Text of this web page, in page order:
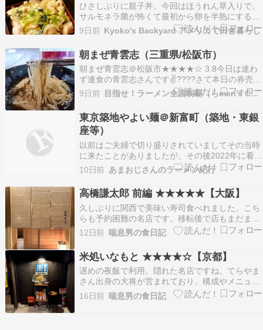
ひさしぶりに親子丼。今回はほうれん草入りで。
サルモネラ菌が怖くて最初から卵を半熟にする気
はなかったけれど、さすがにこれは火を入れすぎ
た。それでも、お出汁が効いていたおかげで、ち
ゃんと美味しい。
9日前 Kyoko's Backyard アメリカで田舎暮らし
朝まぜ青雲志（三重県/松阪市）
朝まぜ青雲志＠松阪市★★★★☆ 3.8今日は迷わ
ず連食の青雲志さんです✌????さて本日の券売機
では無く、扉のホワイトボードに掲載！今日のポ
ールは良く見る方でスムーズに券を購入????自分
はゆっくり読んで理解してからゲリラ限定「生ハ
ム昆布水まぜそば（かけ） 1200円+5P」を注…
9日前 目指せ！ラーメン全国制覇（らmen's CLUB）
東京築地やよい麺＠新富町（築地・東銀
座等）
以前はご夫婦で切り盛りされていましてその当時
に来たことがありましたが、その後2022年に看板
メニューを引き継いで屋号を｢築地やよい軒｣から
｢東京築地やよい麺｣に変えて再スタート。 場所は
昔と変わらず雑居ビルのB1にありまして引き戸を
ガラッと開ければ綺麗にはなっていますけど昔と
変…
10日前 あまおじさんのラーメン紀行
高橋謙太郎 前編 ★★★★★【大阪】
久しぶりに関西で美味い寿司食べれました。こち
らも予約困難の名店です。移転後で店もまだまだ
綺麗です。3人の予約席。見た目は怖い感じです
がめちゃチャーミングな大将でした。●毛蟹 蒸し
鮑 落花生綺麗なグラスの器には毛蟹、蒸し鮑、落
花生に軽めのお酢ジュレと鮑のお出汁ハヤト瓜の
ガリ 2種…
12日前 喘息男の食日記
米処いなもと ★★★★☆【京都】
遅めの夜飯で利用。隠れた名店ですね。てらやま
さん出身の大将が営まれており、構成やメニュー
板の書き方など、どこか「食堂おがわ」の流れを
感じます。 注文が入るたびに一品ずつ丁寧に作っ
16日前 喘息男の食日記